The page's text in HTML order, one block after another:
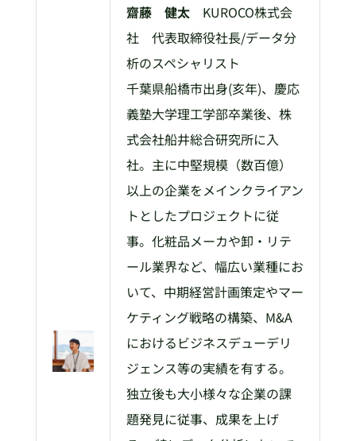
齋藤 健太KUROCO株式会
社 代表取締役社長/データ分
析のスペシャリスト
千葉県船橋市出身(亥年)、慶応
義塾大学理工学部卒業後、株
式会社船井総合研究所に入
社。主に中堅規模（数百億）
以上の企業をメインクライアン
トとしたプロジェクトに従
事。化粧品メーカや卸・リテ
ール業界など、幅広い業種にお
いて、中期経営計画策定やマー
ケティング戦略の構築、M&A
におけるビジネスデューデリ
ジェンス等の実績を有する。
独立後も大小様々な企業の課
題発見に従事、成果を上げ